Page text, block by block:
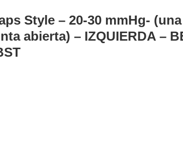
Style – 20-30 mmHg-
abierta) – IZQUIERDA –